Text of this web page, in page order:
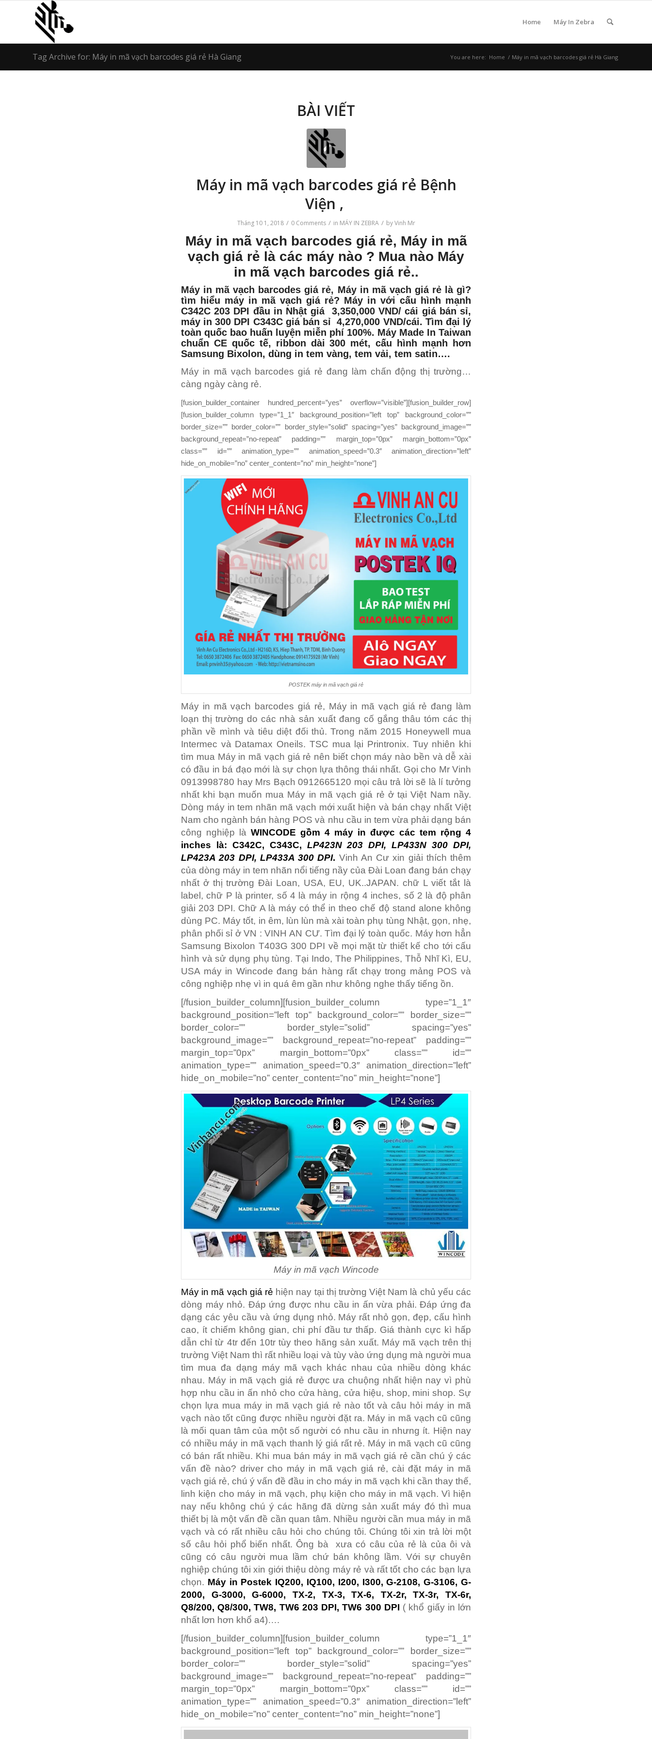
Home Máy In Zebra
Tag Archive for: Máy in mã vạch barcodes giá rẻ Hà Giang You are here: Home / Máy in mã vạch barcodes giá rẻ Hà Giang
BÀI VIẾT
Máy in mã vạch barcodes giá rẻ Bệnh
Viện ,
Tháng 10 1, 2018 / 0 Comments / in MÁY IN ZEBRA / byVinh Mr
Máy in mã vạch barcodes giá rẻ, Máy in mã
vạch giá rẻ là các máy nào ? Mua nào Máy
in mã vạch barcodes giá rẻ..
Máy in mã vạch barcodes giá rẻ, Máy in mã vạch giá rẻ là gì?
tìm hiểu máy in mã vạch giá rẻ? Máy in với cấu hình mạnh
C342C 203 DPI đầu in Nhật giá 3,350,000 VND/ cái giá bán sỉ,
máy in 300 DPI C343C giá bán sỉ 4,270,000 VND/cái. Tìm đại lý
toàn quốc bao huấn luyện miễn phí 100%. Máy Made In Taiwan
chuẩn CE quốc tế, ribbon dài 300 mét, cấu hình mạnh hơn
Samsung Bixolon, dùng in tem vàng, tem vải, tem satin….
Máy in mã vạch barcodes giá rẻ đang làm chấn động thị trường…
càng ngày càng rẻ.
[fusion_builder_container hundred_percent=”yes” overflow=”visible”][fusion_builder_row]
[fusion_builder_column type=”1_1″ background_position=”left top” background_color=””
border_size=”” border_color=”” border_style=”solid” spacing=”yes” background_image=””
background_repeat=”no-repeat” padding=”” margin_top=”0px” margin_bottom=”0px”
class=”” id=”” animation_type=”” animation_speed=”0.3″ animation_direction=”left”
hide_on_mobile=”no” center_content=”no” min_height=”none”]
POSTEK máy in mã vạch giá rẻ
Máy in mã vạch barcodes giá rẻ, Máy in mã vạch giá rẻ đang làm
loạn thị trường do các nhà sản xuất đang cố gắng thâu tóm các thị
phần về mình và tiêu diệt đối thủ. Trong năm 2015 Honeywell mua
Intermec và Datamax Oneils. TSC mua lại Printronix. Tuy nhiên khi
tìm mua Máy in mã vạch giá rẻ nên biết chọn máy nào bền và dễ xài
có đầu in bá đạo mới là sự chọn lựa thông thái nhất. Gọi cho Mr Vinh
0913998780 hay Mrs Bạch 0912665120 mọi câu trả lời sẽ là lí tưởng
nhất khi bạn muốn mua Máy in mã vạch giá rẻ ở tại Việt Nam nầy.
Dòng máy in tem nhãn mã vạch mới xuất hiện và bán chạy nhất Việt
Nam cho ngành bán hàng POS và nhu cầu in tem vừa phải dạng bán
công nghiệp là WINCODE gồm 4 máy in được các tem rộng 4
inches là: C342C, C343C, LP423N 203 DPI, LP433N 300 DPI,
LP423A 203 DPI, LP433A 300 DPI. Vinh An Cư xin giải thích thêm
của dòng máy in tem nhãn nổi tiếng nầy của Đài Loan đang bán chạy
nhất ở thị trường Đài Loan, USA, EU, UK..JAPAN. chữ L viết tắt là
label, chữ P là printer, số 4 là máy in rộng 4 inches, số 2 là độ phân
giải 203 DPI. Chữ A là máy có thể in theo chế độ stand alone không
dùng PC. Máy tốt, in êm, lùn lùn mà xài toàn phụ tùng Nhật, gọn, nhẹ,
phân phối sỉ ở VN : VINH AN CƯ. Tìm đại lý toàn quốc. Máy hơn hẳn
Samsung Bixolon T403G 300 DPI về mọi mặt từ thiết kế cho tới cấu
hình và sử dụng phụ tùng. Tại Indo, The Philippines, Thỗ Nhĩ Kì, EU,
USA máy in Wincode đang bán hàng rất chạy trong mảng POS và
công nghiệp nhẹ vì in quá êm gần như không nghe thấy tiếng ồn.
[/fusion_builder_column][fusion_builder_column type=”1_1″
background_position=”left top” background_color=”” border_size=””
border_color=”” border_style=”solid” spacing=”yes”
background_image=”” background_repeat=”no-repeat” padding=””
margin_top=”0px” margin_bottom=”0px” class=”” id=””
animation_type=”” animation_speed=”0.3″ animation_direction=”left”
hide_on_mobile=”no” center_content=”no” min_height=”none”]
Máy in mã vạch Wincode
Máy in mã vạch giá rẻ hiện nay tại thị trường Việt Nam là chủ yếu các
dòng máy nhỏ. Đáp ứng được nhu cầu in ấn vừa phải. Đáp ứng đa
dạng các yêu cầu và ứng dụng nhỏ. Máy rất nhỏ gọn, đẹp, cấu hình
cao, ít chiếm không gian, chi phí đầu tư thấp. Giá thành cực kì hấp
dẫn chỉ từ 4tr đến 10tr tùy theo hãng sản xuất. Máy mã vạch trên thị
trường Việt Nam thì rất nhiều loại và tùy vào ứng dụng mà người mua
tìm mua đa dạng máy mã vạch khác nhau của nhiều dòng khác
nhau. Máy in mã vạch giá rẻ được ưa chuộng nhất hiện nay vì phù
hợp nhu cầu in ấn nhỏ cho cửa hàng, cửa hiệu, shop, mini shop. Sự
chọn lựa mua máy in mã vạch giá rẻ nào tốt và câu hỏi máy in mã
vạch nào tốt cũng được nhiều người đặt ra. Máy in mã vạch cũ cũng
là mối quan tâm của một số người có nhu cầu in nhưng ít. Hiện nay
có nhiều máy in mã vạch thanh lý giá rất rẻ. Máy in mã vạch cũ cũng
có bán rất nhiều. Khi mua bán máy in mã vạch giá rẻ cần chú ý các
vấn đề nào? driver cho máy in mã vạch giá rẻ, cài đặt máy in mã
vạch giá rẻ, chú ý vấn đề đầu in cho máy in mã vạch khi cần thay thế,
linh kiện cho máy in mã vạch, phụ kiện cho máy in mã vạch. Vì hiện
nay nếu không chú ý các hãng đã dừng sản xuất máy đó thì mua
thiết bị là một vấn đề cần quan tâm. Nhiều người cần mua máy in mã
vạch và có rất nhiều câu hỏi cho chúng tôi. Chúng tôi xin trả lời một
số câu hỏi phổ biến nhất. Ông bà xưa có câu của rẻ là của ôi và
cũng có câu người mua lầm chứ bán không lầm. Với sự chuyên
nghiệp chúng tôi xin giới thiệu dòng máy rẻ và rất tốt cho các bạn lựa
chọn. Máy in Postek IQ200, IQ100, I200, I300, G-2108, G-3106, G-
2000, G-3000, G-6000, TX-2, TX-3, TX-6, TX-2r, TX-3r, TX-6r,
Q8/200, Q8/300, TW8, TW6 203 DPI, TW6 300 DPI ( khổ giấy in lớn
nhất lơn hơn khổ a4)….
[/fusion_builder_column][fusion_builder_column type=”1_1″
background_position=”left top” background_color=”” border_size=””
border_color=”” border_style=”solid” spacing=”yes”
background_image=”” background_repeat=”no-repeat” padding=””
margin_top=”0px” margin_bottom=”0px” class=”” id=””
animation_type=”” animation_speed=”0.3″ animation_direction=”left”
hide_on_mobile=”no” center_content=”no” min_height=”none”]